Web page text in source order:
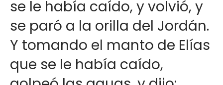
se le había caído, y volvió, y
se paró a la orilla del Jordán.
Y tomando el manto de Elías
que se le había caído,